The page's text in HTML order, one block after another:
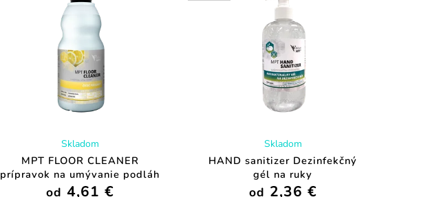
MPT FLOOR CLEANER
prípravok na umývanie podláh
Skladom
od 4,61 €
HAND sanitizer Dezinfekčný
gél na ruky
Skladom
od 2,36 €